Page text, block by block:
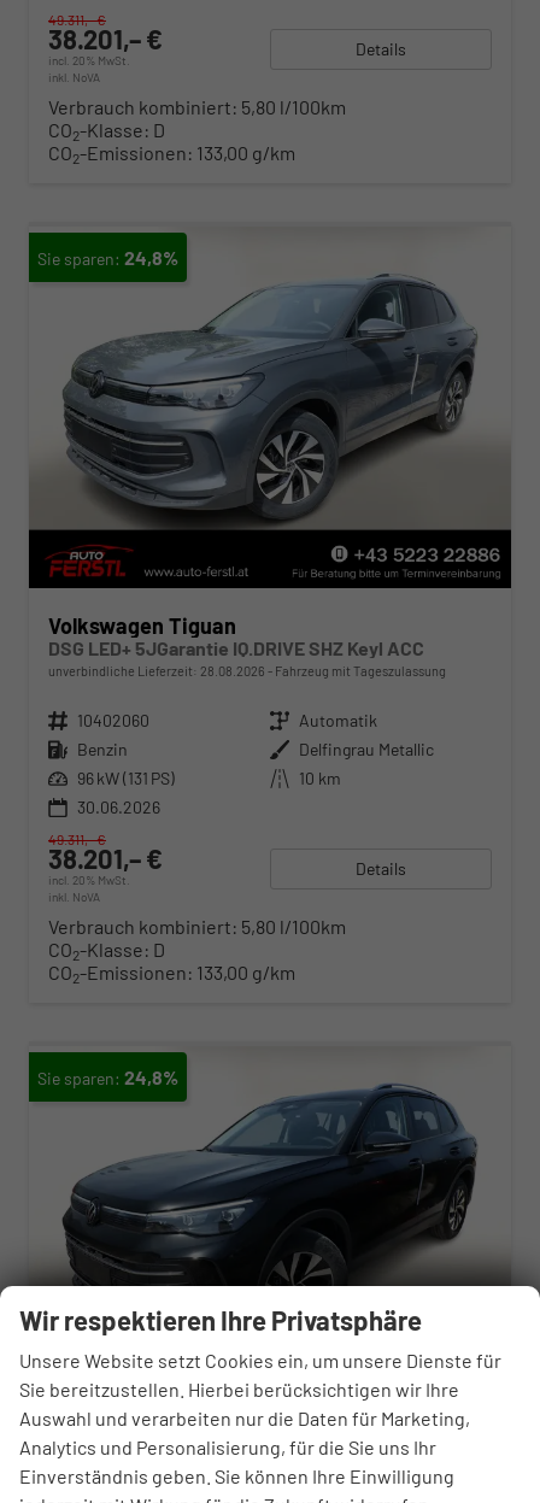
38.201,– €
incl. 20% MwSt.
inkl. NoVA
49.311,– €
Details
Verbrauch kombiniert: 5,80 l/100km
CO2-Klasse: D
CO2-Emissionen: 133,00 g/km
24,8%
Volkswagen Tiguan
DSG LED+ 5JGarantie IQ.DRIVE SHZ Keyl ACC
unverbindliche Lieferzeit: 28.08.2026 Fahrzeug mit Tageszulassung
Fahrzeugnr. 10402060 Getriebe Automatik
Kraftstoff Benzin Außenfarbe Delfingrau Metallic
Leistung 96 kW (131 PS) Kilometerstand 10 km
30.06.2026
38.201,– €
incl. 20% MwSt.
inkl. NoVA
49.311,– €
Details
Verbrauch kombiniert: 5,80 l/100km
CO2-Klasse: D
CO2-Emissionen: 133,00 g/km
24,8%
Volkswagen Tiguan
DSG LED+ 5JGarantie IQ.DRIVE SHZ Keyl ACC
unverbindliche Lieferzeit: Fahrzeug mit Tageszulassung
Wir respektieren Ihre Privatsphäre
Unsere Website setzt Cookies ein, um unsere Dienste für
Sie bereitzustellen. Hierbei berücksichtigen wir Ihre
Auswahl und verarbeiten nur die Daten für Marketing,
Analytics und Personalisierung, für die Sie uns Ihr
Einverständnis geben. Sie können Ihre Einwilligung